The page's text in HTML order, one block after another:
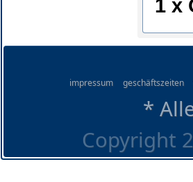
1 x
impressum geschäftszeiten
*
Copyright